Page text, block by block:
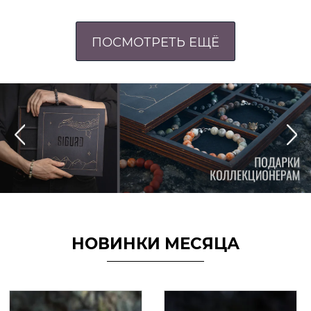
ПОСМОТРЕТЬ ЕЩЁ
НОВИНКИ МЕСЯЦА